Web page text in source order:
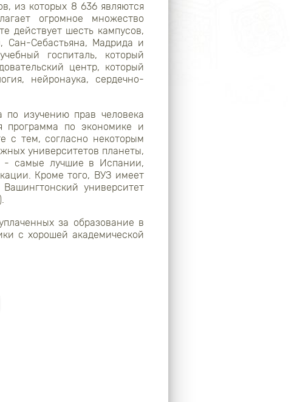
из которых 8 636 являются
огромное множество
действует шесть кампусов,
Сан-Себастьяна, Мадрида и
госпиталь, который
центр, который
нейронаука, сердечно-
по изучению прав человека
программа по экономике и
с тем, согласно некоторым
университетов планеты,
- самые лучшие в Испании,
Кроме того, ВУЗ имеет
университет
за образование в
с хорошей академической